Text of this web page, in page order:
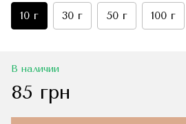
10 г 30 г 50 г 100 г
В наличии
85 грн